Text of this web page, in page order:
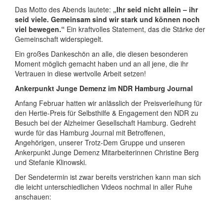
Das Motto des Abends lautete: „Ihr seid nicht allein – ihr
seid viele. Gemeinsam sind wir stark und können noch
viel bewegen.“ Ein kraftvolles Statement, das die Stärke der
Gemeinschaft widerspiegelt.
Ein großes Dankeschön an alle, die diesen besonderen
Moment möglich gemacht haben und an all jene, die ihr
Vertrauen in diese wertvolle Arbeit setzen!
Ankerpunkt Junge Demenz im NDR Hamburg Journal
Anfang Februar hatten wir anlässlich der Preisverleihung für
den Hertie-Preis für Selbsthilfe & Engagement den NDR zu
Besuch bei der Alzheimer Gesellschaft Hamburg. Gedreht
wurde für das Hamburg Journal mit Betroffenen,
Angehörigen, unserer Trotz-Dem Gruppe und unseren
Ankerpunkt Junge Demenz Mitarbeiterinnen Christine Berg
und Stefanie Klinowski.
Der Sendetermin ist zwar bereits verstrichen kann man sich
die leicht unterschiedlichen Videos nochmal in aller Ruhe
anschauen: